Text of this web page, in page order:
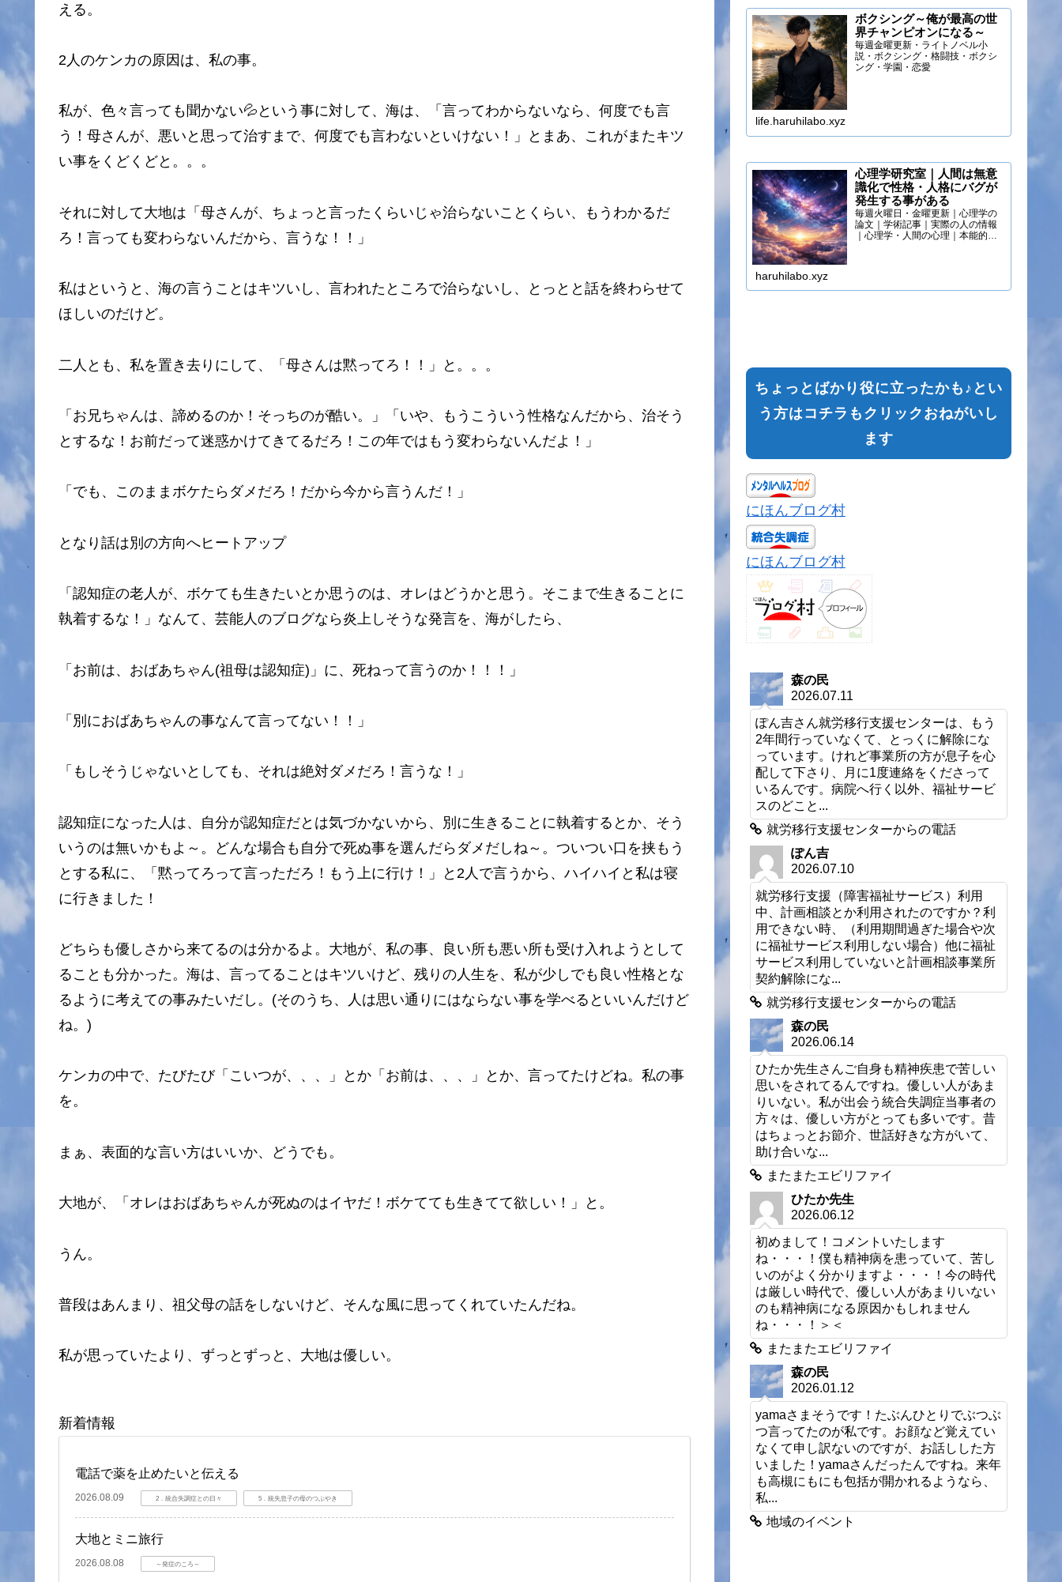
える。
2人のケンカの原因は、私の事。
私が、色々言っても聞かない💦という事に対して、海は、「言ってわからないなら、何度でも言
う！母さんが、悪いと思って治すまで、何度でも言わないといけない！」とまあ、これがまたキツ
い事をくどくどと。。。
それに対して大地は「母さんが、ちょっと言ったくらいじゃ治らないことくらい、もうわかるだ
ろ！言っても変わらないんだから、言うな！！」
私はというと、海の言うことはキツいし、言われたところで治らないし、とっとと話を終わらせて
ほしいのだけど。
二人とも、私を置き去りにして、「母さんは黙ってろ！！」と。。。
「お兄ちゃんは、諦めるのか！そっちのが酷い。」「いや、もうこういう性格なんだから、治そう
とするな！お前だって迷惑かけてきてるだろ！この年ではもう変わらないんだよ！」
「でも、このままボケたらダメだろ！だから今から言うんだ！」
となり話は別の方向へヒートアップ
「認知症の老人が、ボケても生きたいとか思うのは、オレはどうかと思う。そこまで生きることに
執着するな！」なんて、芸能人のブログなら炎上しそうな発言を、海がしたら、
「お前は、おばあちゃん(祖母は認知症)」に、死ねって言うのか！！！」
「別におばあちゃんの事なんて言ってない！！」
「もしそうじゃないとしても、それは絶対ダメだろ！言うな！」
認知症になった人は、自分が認知症だとは気づかないから、別に生きることに執着するとか、そう
いうのは無いかもよ～。どんな場合も自分で死ぬ事を選んだらダメだしね～。ついつい口を挟もう
とする私に、「黙ってろって言っただろ！もう上に行け！」と2人で言うから、ハイハイと私は寝
に行きました！
どちらも優しさから来てるのは分かるよ。大地が、私の事、良い所も悪い所も受け入れようとして
ることも分かった。海は、言ってることはキツいけど、残りの人生を、私が少しでも良い性格とな
るように考えての事みたいだし。(そのうち、人は思い通りにはならない事を学べるといいんだけど
ね。)
ケンカの中で、たびたび「こいつが、、、」とか「お前は、、、」とか、言ってたけどね。私の事
を。
まぁ、表面的な言い方はいいか、どうでも。
大地が、「オレはおばあちゃんが死ぬのはイヤだ！ボケてても生きてて欲しい！」と。
うん。
普段はあんまり、祖父母の話をしないけど、そんな風に思ってくれていたんだね。
私が思っていたより、ずっとずっと、大地は優しい。
新着情報
電話で薬を止めたいと伝える
2026.08.09 2．統合失調症との日々 5．統失息子の母のつぶやき
大地とミニ旅行
2026.08.08 ～発症のころ～
ボクシング～俺が最高の世
界チャンピオンになる～
毎週金曜更新・ライトノベル小
説・ボクシング・格闘技・ボクシ
ング・学園・恋愛
life.haruhilabo.xyz
心理学研究室｜人間は無意
識化で性格・人格にバグが
発生する事がある
毎週火曜日・金曜更新｜心理学の
論文｜学術記事｜実際の人の情報
｜心理学・人間の心理｜本能的心
haruhilabo.xyz
ちょっとばかり役に立ったかも♪とい
う方はコチラもクリックおねがいし
ます
にほんブログ村
にほんブログ村
森の民
2026.07.11
ぽん吉さん就労移行支援センターは、もう
2年間行っていなくて、とっくに解除にな
っています。けれど事業所の方が息子を心
配して下さり、月に1度連絡をくださって
いるんです。病院へ行く以外、福祉サービ
スのどこと...
就労移行支援センターからの電話
ぽん吉
2026.07.10
就労移行支援（障害福祉サービス）利用
中、計画相談とか利用されたのですか？利
用できない時、（利用期間過ぎた場合や次
に福祉サービス利用しない場合）他に福祉
サービス利用していないと計画相談事業所
契約解除にな...
就労移行支援センターからの電話
森の民
2026.06.14
ひたか先生さんご自身も精神疾患で苦しい
思いをされてるんですね。優しい人があま
りいない。私が出会う統合失調症当事者の
方々は、優しい方がとっても多いです。昔
はちょっとお節介、世話好きな方がいて、
助け合いな...
またまたエビリファイ
ひたか先生
2026.06.12
初めまして！コメントいたします
ね・・・！僕も精神病を患っていて、苦し
いのがよく分かりますよ・・・！今の時代
は厳しい時代で、優しい人があまりいない
のも精神病になる原因かもしれません
ね・・・！＞＜
またまたエビリファイ
森の民
2026.01.12
yamaさまそうです！たぶんひとりでぶつぶ
つ言ってたのが私です。お顔など覚えてい
なくて申し訳ないのですが、お話しした方
いました！yamaさんだったんですね。来年
も高槻にもにも包括が開かれるようなら、
私...
地域のイベント